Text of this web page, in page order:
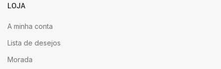
LOJA
A minha conta
Lista de desejos
Morada